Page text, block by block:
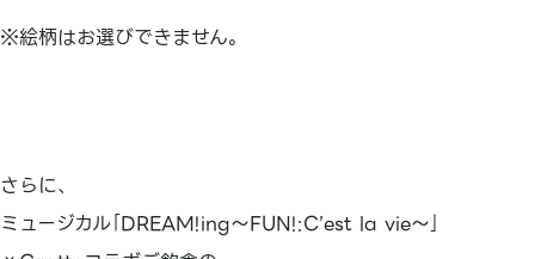
※絵柄はお選びできません。
さらに、
ミュージカル｢DREAM!ing～FUN!:C’est la vie～｣